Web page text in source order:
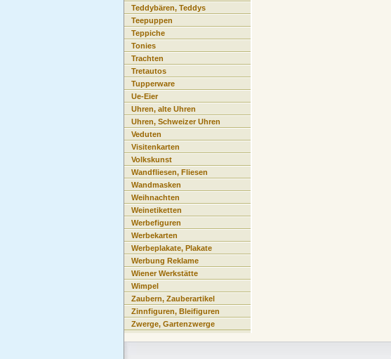
Teddybären, Teddys
Teepuppen
Teppiche
Tonies
Trachten
Tretautos
Tupperware
Ue-Eier
Uhren, alte Uhren
Uhren, Schweizer Uhren
Veduten
Visitenkarten
Volkskunst
Wandfliesen, Fliesen
Wandmasken
Weihnachten
Weinetiketten
Werbefiguren
Werbekarten
Werbeplakate, Plakate
Werbung Reklame
Wiener Werkstätte
Wimpel
Zaubern, Zauberartikel
Zinnfiguren, Bleifiguren
Zwerge, Gartenzwerge